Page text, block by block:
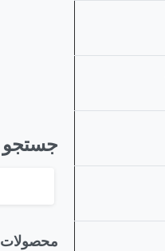
جستجو
محصولات